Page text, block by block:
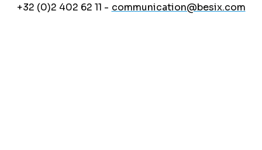
+32 (0)2 402 62 11 - communication@besix.com